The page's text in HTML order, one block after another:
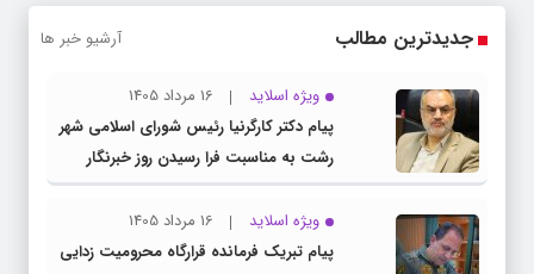
جدیدترین مطالب آرشیو خبر ها
ویژه اسلاید
16 مرداد 1405
پیام دکتر کارگرنیا رئیس شورای اسلامی شهر
رشت به مناسبت فرا رسیدن روز خبرنگار
ویژه اسلاید
16 مرداد 1405
پیام تبریک فرمانده قرارگاه محرومیت‌ زدایی